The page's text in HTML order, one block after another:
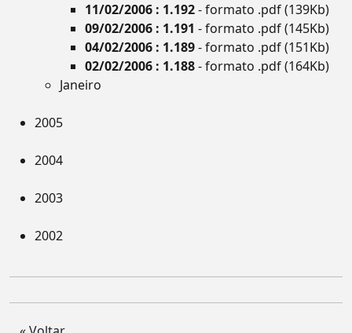
11/02/2006 : 1.192- formato .pdf (139Kb)
09/02/2006 : 1.191 - formato .pdf (145Kb)
04/02/2006 : 1.189- formato .pdf (151Kb)
02/02/2006 : 1.188- formato .pdf (164Kb)
Janeiro
2005
2004
2003
2002